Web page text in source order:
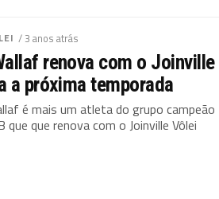
/ 3 anos atrás
renova com o Joinville
a próxima temporada
é mais um atleta do grupo campeão
que que renova com o Joinville Vôlei